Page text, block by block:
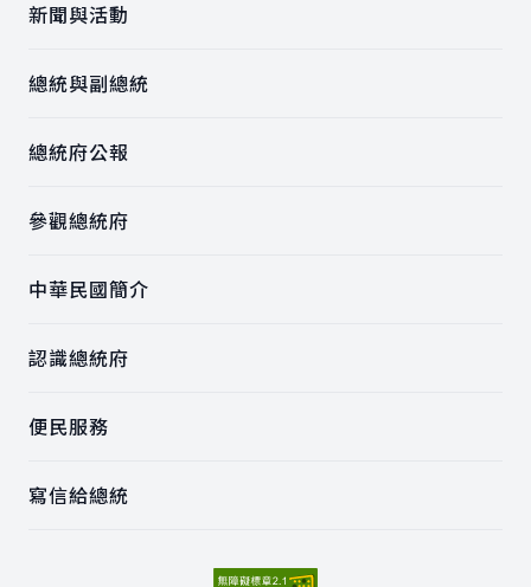
新聞與活動
總統與副總統
總統府公報
參觀總統府
中華民國簡介
認識總統府
便民服務
寫信給總統